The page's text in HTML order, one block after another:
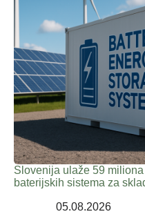
Slovenija ulaže 59
baterijskih sistema za
05.08.2026